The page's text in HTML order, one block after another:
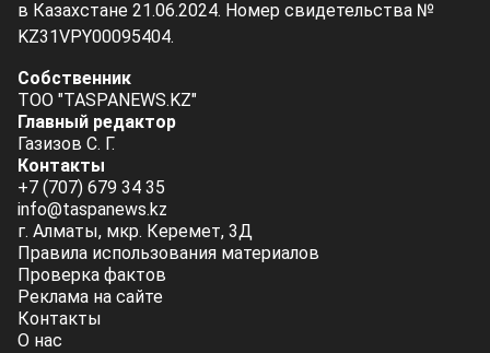
в Казахстане 21.06.2024. Номер свидетельства №
KZ31VPY00095404.
Собственник
ТОО "TASPANEWS.KZ"
Главный редактор
Газизов С. Г.
Контакты
+7 (707) 679 34 35
info@taspanews.kz
г. Алматы, мкр. Керемет, 3Д
Правила использования материалов
Проверка фактов
Реклама на сайте
Контакты
О нас